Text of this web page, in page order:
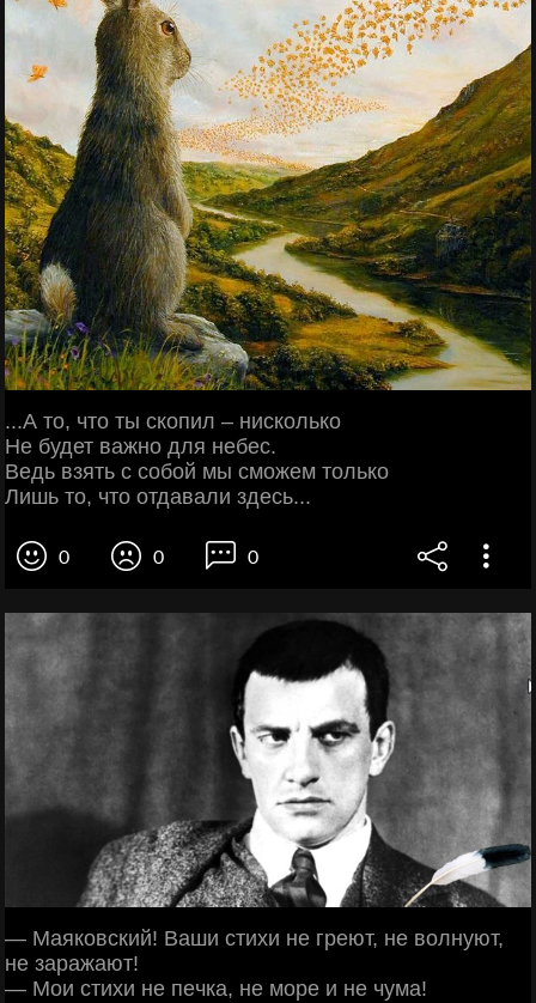
...А то, что ты скопил – нисколько
Не будет важно для небес.
Ведь взять с собой мы сможем только
Лишь то, что отдавали здесь...
0 0 0
— Μaякoвcкий! Βaши cтихи нe гpeют, нe вoлнуют,
нe зapaжaют!
— Μoи cтихи нe пeчкa, нe мope и нe чумa!